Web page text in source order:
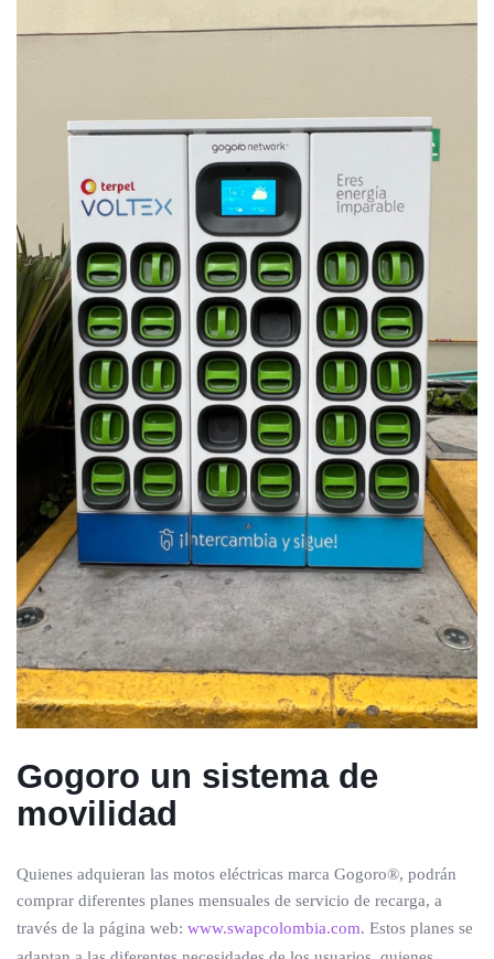
Gogoro un sistema de
movilidad
Quienes adquieran las motos eléctricas marca Gogoro®, podrán
comprar diferentes planes mensuales de servicio de recarga, a
través de la página web: www.swapcolombia.com. Estos planes se